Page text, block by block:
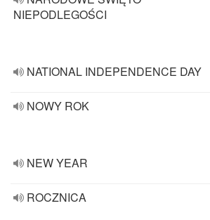
NIEPODLEGOŚCI
NATIONAL INDEPENDENCE DAY
NOWY ROK
NEW YEAR
ROCZNICA